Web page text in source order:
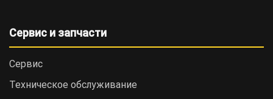
Сервис и запчасти
Сервис
Техническое обслуживание